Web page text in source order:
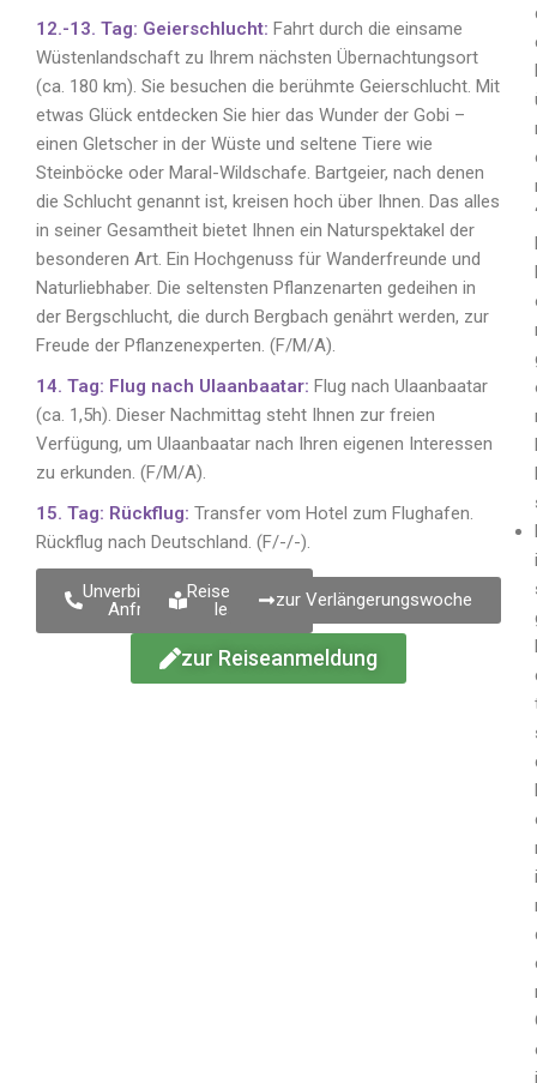
12.-13. Tag: Geierschlucht: Fahrt durch die einsame
Wüstenlandschaft zu Ihrem nächsten Übernachtungsort
(ca. 180 km). Sie besuchen die berühmte Geierschlucht. Mit
etwas Glück entdecken Sie hier das Wunder der Gobi –
einen Gletscher in der Wüste und seltene Tiere wie
Steinböcke oder Maral-Wildschafe. Bartgeier, nach denen
die Schlucht genannt ist, kreisen hoch über Ihnen. Das alles
in seiner Gesamtheit bietet Ihnen ein Naturspektakel der
besonderen Art. Ein Hochgenuss für Wanderfreunde und
Naturliebhaber. Die seltensten Pflanzenarten gedeihen in
der Bergschlucht, die durch Bergbach genährt werden, zur
Freude der Pflanzenexperten. (F/M/A).
14. Tag: Flug nach Ulaanbaatar: Flug nach Ulaanbaatar
(ca. 1,5h). Dieser Nachmittag steht Ihnen zur freien
Verfügung, um Ulaanbaatar nach Ihren eigenen Interessen
zu erkunden. (F/M/A).
15. Tag: Rückflug: Transfer vom Hotel zum Flughafen.
Rückflug nach Deutschland. (F/-/-).
Unverbindliche
Anfrage
Reisebericht
lesen
zur Verlängerungswoche
zur Reiseanmeldung
l
i
l
i
i